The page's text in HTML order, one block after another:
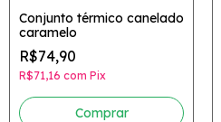
Conjunto térmico canelado
caramelo
R$74,90
R$71,16 com Pix
Comprar